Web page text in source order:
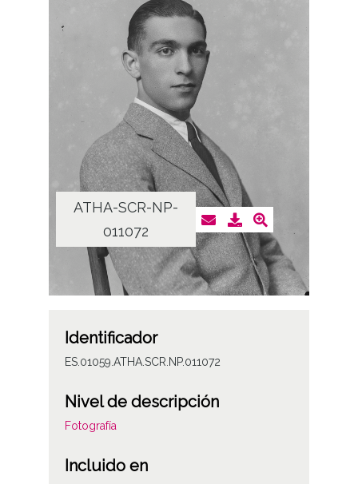
ATHA-SCR-NP-
011072
Identificador
ES.01059.ATHA.SCR.NP.011072
Nivel de descripción
Fotografía
Incluido en